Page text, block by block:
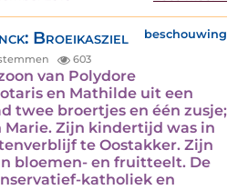
Broeikasziel beschouwing
603
van Polydore
en Mathilde uit een
twee broertjes en één zusje;
Marie. Zijn kindertijd was in
te Oostakker. Zijn
bloemen- en fruitteelt. De
katholiek en